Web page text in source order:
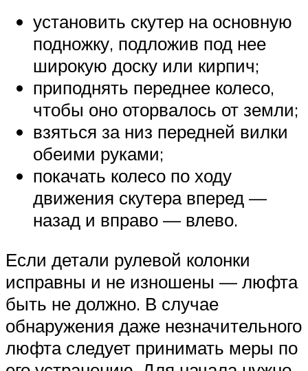
установить скутер на основную
подножку, подложив под нее
широкую доску или кирпич;
приподнять переднее колесо,
чтобы оно оторвалось от земли;
взяться за низ передней вилки
обеими руками;
покачать колесо по ходу
движения скутера вперед —
назад и вправо — влево.
Если детали рулевой колонки
исправны и не изношены — люфта
быть не должно. В случае
обнаружения даже незначительного
люфта следует принимать меры по